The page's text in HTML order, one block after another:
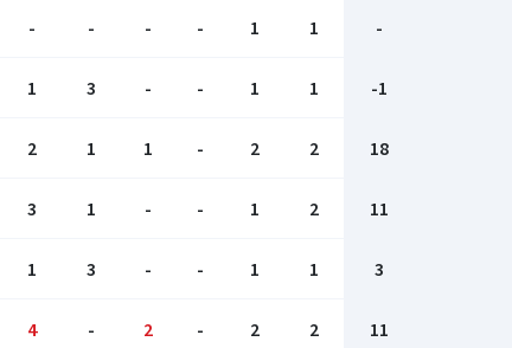
- - - - 1 1 -
1 3 - - 1 1 -1
2 1 1 - 2 2 18
3 1 - - 1 2 11
1 3 - - 1 1 3
4 - 2 - 2 2 11